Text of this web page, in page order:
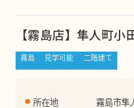
【霧島店】隼人町小
霧島 見学可能 二階建て
所在地 霧島市隼